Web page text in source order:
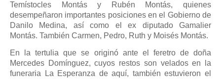
Temístocles Montás y Rubén Montás, quienes
desempeñaron importantes posiciones en el Gobierno de
Danilo Medina, así como el ex diputado Gamalier
Montás. También Carmen, Pedro, Ruth y Moisés Montás.
En la tertulia que se originó ante el feretro de doña
Mercedes Domínguez, cuyos restos son velados en la
funeraria La Esperanza de aquí, también estuvieron el